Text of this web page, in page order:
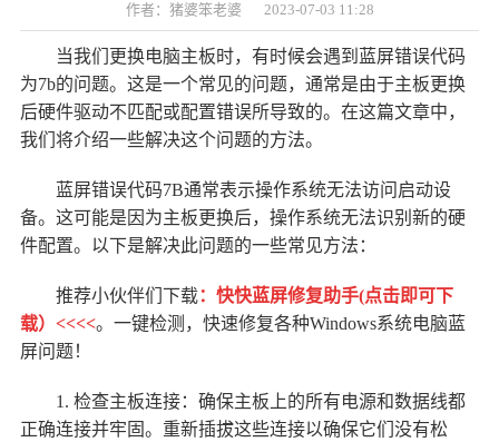
作者：猪婆笨老婆 2023-07-03 11:28
当我们更换电脑主板时，有时候会遇到蓝屏错误代码
为7b的问题。这是一个常见的问题，通常是由于主板更换
后硬件驱动不匹配或配置错误所导致的。在这篇文章中，
我们将介绍一些解决这个问题的方法。
蓝屏错误代码7B通常表示操作系统无法访问启动设
备。这可能是因为主板更换后，操作系统无法识别新的硬
件配置。以下是解决此问题的一些常见方法：
推荐小伙伴们下载： 快快蓝屏修复助手(点击即可下
载）<<<<。一键检测，快速修复各种Windows系统电脑蓝
屏问题！
1. 检查主板连接：确保主板上的所有电源和数据线都
正确连接并牢固。重新插拔这些连接以确保它们没有松